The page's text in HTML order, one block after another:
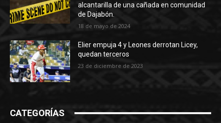
alcantarilla de una cañada en comunidad
de Dajabón.
18 de mayo de 2024
Elier empuja 4 y Leones derrotan Licey,
quedan terceros
23 de diciembre de 2023
CATEGORÍAS